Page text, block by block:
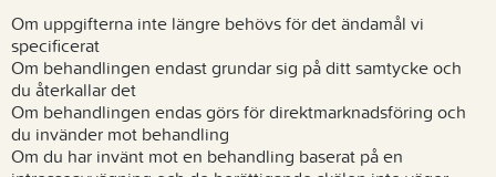
Om uppgifterna inte längre behövs för det ändamål vi
specificerat
Om behandlingen endast grundar sig på ditt samtycke och
du återkallar det
Om behandlingen endas görs för direktmarknadsföring och
du invänder mot behandling
Om du har invänt mot en behandling baserat på en